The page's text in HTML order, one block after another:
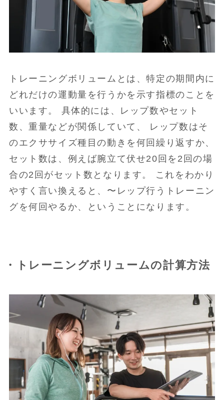
トレーニングボリュームとは、特定の期間内に
どれだけの運動量を行うかを示す指標のことを
いいます。 具体的には、レップ数やセット
数、重量などが関係していて、 レップ数はそ
のエクササイズ種目の動きを何回繰り返すか、
セット数は、例えば腕立て伏せ20回を2回の場
合の2回がセット数となります。 これをわかり
やすく言い換えると、〜レップ行うトレーニン
グを何回やるか、ということになります。
・トレーニングボリュームの計算方法